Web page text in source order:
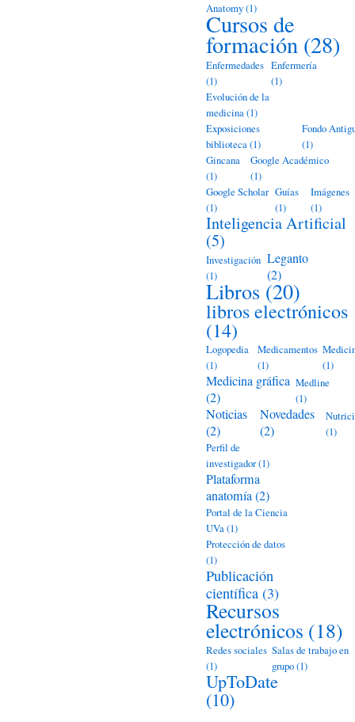
Anatomy(1)
Cursos de
formación (28)
Enfermedades
(1)
Enfermería
(1)
Evolución de la
medicina(1)
Exposiciones
biblioteca(1)
Fondo
(1)
Gincana
(1)
Google Académico
(1)
Google Scholar
(1)
Guías
(1)
Imágenes
(1)
Inteligencia Artificial
(5)
Investigación
(1)
Leganto
(2)
Libros (20)
libros electrónicos
(14)
Logopedia
(1)
Medicamentos
(1)
(1)
Medicina gráfica
(2)
Medline
(1)
Noticias
(2)
Novedades
(2)
(1)
Perfil de
investigador(1)
Plataforma
anatomía(2)
Portal de la Ciencia
UVa(1)
Protección de datos
(1)
Publicación
científica (3)
Recursos
electrónicos (18)
Redes sociales
(1)
Salas de trabajo en
grupo(1)
UpToDate
(10)